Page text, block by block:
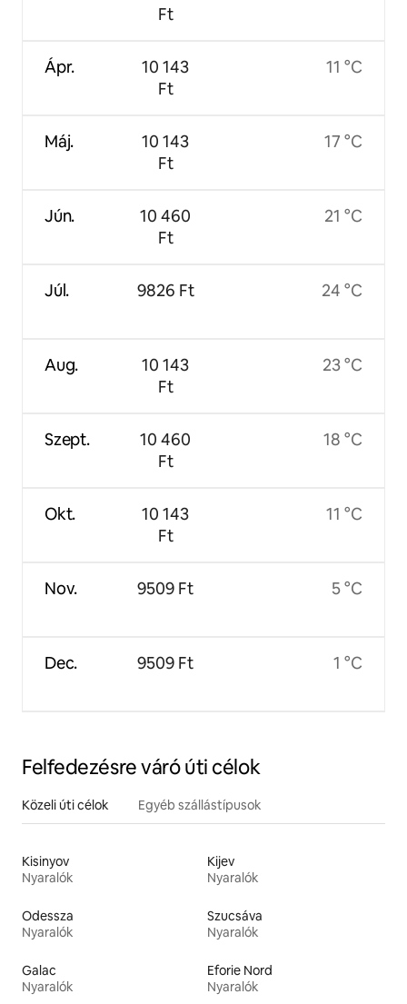
Ápr.
Máj.
Jún.
Júl.
Aug.
Szept.
Okt.
Nov.
Dec.
Ft
10 143
Ft
10 143
Ft
10 460
Ft
9826 Ft
10 143
Ft
10 460
Ft
10 143
Ft
9509 Ft
9509 Ft
11 °C
17 °C
21 °C
24 °C
23 °C
18 °C
11 °C
5 °C
1 °C
Felfedezésre váró úti célok
Közeli úti célok Egyéb szállástípusok
Kisinyov
Nyaralók
Kijev
Nyaralók
Odessza
Nyaralók
Szucsáva
Nyaralók
Galac
Nyaralók
Eforie Nord
Nyaralók